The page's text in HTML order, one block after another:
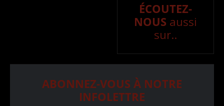
ÉCOUTEZ-
NOUS aussi
sur..
ABONNEZ-VOUS À NOTRE
INFOLETTRE